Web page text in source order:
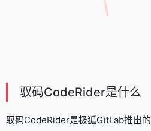
驭码CodeRider是什么
驭码CodeRider是极狐GitLab推出的